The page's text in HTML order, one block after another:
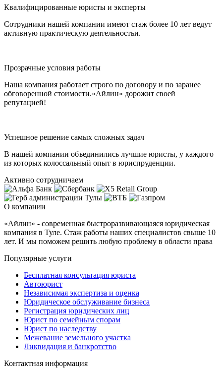
Квалифицированные юристы и эксперты
Сотрудники нашей компании имеют стаж более 10 лет ведут
активную практическую деятельностьи.
Прозрачные условия работы
Наша компания работает строго по договору и по заранее
обговоренной стоимости.«Айлин» дорожит своей
репутацией!
Успешное решение самых сложных задач
В нашей компании объединились лучшие юристы, у каждого
из которых колоссальный опыт в юриспруденции.
Активно сотрудничаем
О компании
«Айлин» - современная быстроразвивающаяся юридическая
компания в Туле. Стаж работы наших специалистов свыше 10
лет. И мы поможем решить любую проблему в области права
Популярные услуги
Бесплатная консультация юриста
Автоюрист
Независимая экспертиза и оценка
Юридическое обслуживание бизнеса
Регистрация юридических лиц
Юрист по семейным спорам
Юрист по наследству
Межевание земельного участка
Ликвидация и банкротство
Контактная информация